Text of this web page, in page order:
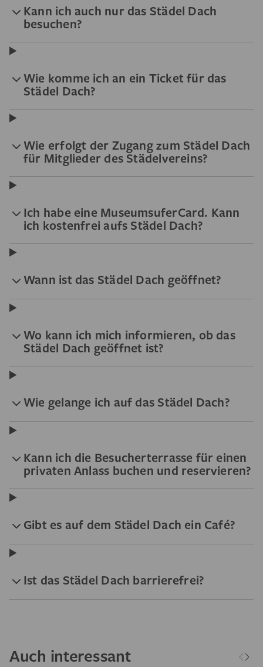
Kann ich auch nur das Städel Dach
besuchen?
Wie komme ich an ein Ticket für das
Städel Dach?
Wie erfolgt der Zugang zum Städel Dach
für Mitglieder des Städelvereins?
Ich habe eine MuseumsuferCard. Kann
ich kostenfrei aufs Städel Dach?
Wann ist das Städel Dach geöffnet?
Wo kann ich mich informieren, ob das
Städel Dach geöffnet ist?
Wie gelange ich auf das Städel Dach?
Kann ich die Besucherterrasse für einen
privaten Anlass buchen und reservieren?
Gibt es auf dem Städel Dach ein Café?
Ist das Städel Dach barrierefrei?
Auch interessant